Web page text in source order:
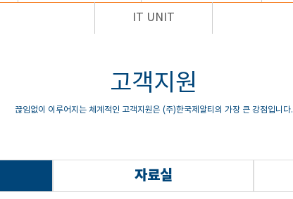
IT UNIT
고객지원
끊임없이 이루어지는 체계적인 고객지원은 (주)한국제알티의 가장 큰 강점입니다.
자료실